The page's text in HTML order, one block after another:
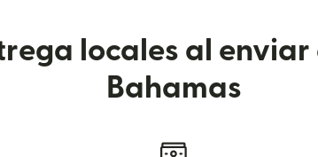
locales al enviar
Bahamas